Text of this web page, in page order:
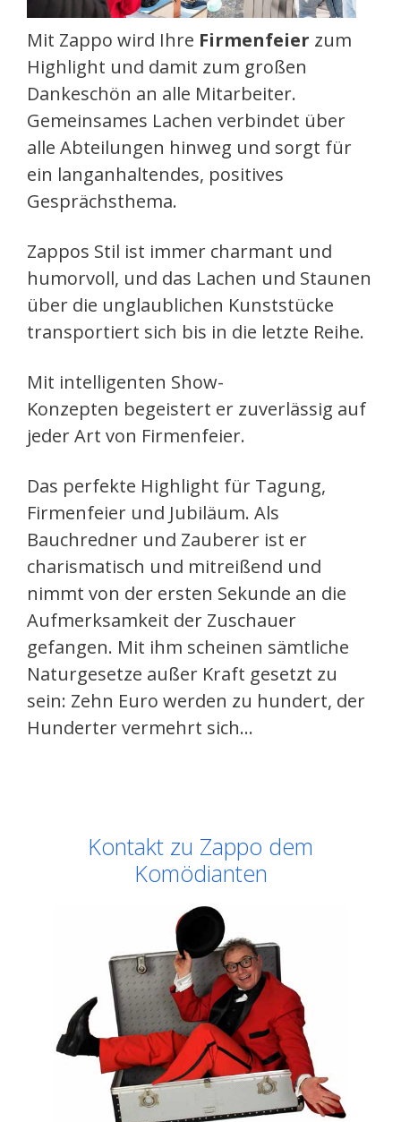
Mit Zappo wird Ihre Firmenfeier zum
Highlight und damit zum großen
Dankeschön an alle Mitarbeiter.
Gemeinsames Lachen verbindet über
alle Abteilungen hinweg und sorgt für
ein langanhaltendes, positives
Gesprächsthema.
Zappos Stil ist immer charmant und
humorvoll, und das Lachen und Staunen
über die unglaublichen Kunststücke
transportiert sich bis in die letzte Reihe.
Mit intelligenten Show-
Konzepten begeistert er zuverlässig auf
jeder Art von Firmenfeier.
Das perfekte Highlight für Tagung,
Firmenfeier und Jubiläum. Als
Bauchredner und Zauberer ist er
charismatisch und mitreißend und
nimmt von der ersten Sekunde an die
Aufmerksamkeit der Zuschauer
gefangen. Mit ihm scheinen sämtliche
Naturgesetze außer Kraft gesetzt zu
sein: Zehn Euro werden zu hundert, der
Hunderter vermehrt sich…
Kontakt zu Zappo dem
Komödianten